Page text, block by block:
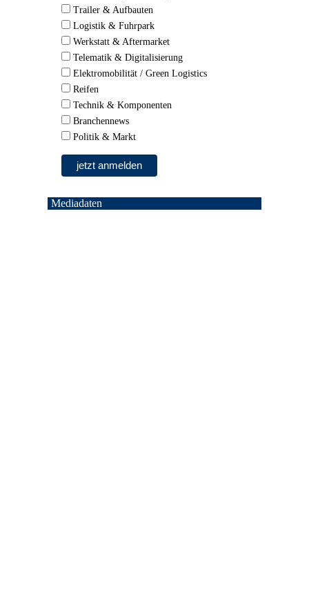
Trailer & Aufbauten
Logistik & Fuhrpark
Werkstatt & Aftermarket
Telematik & Digitalisierung
Elektromobilität / Green Logistics
Reifen
Technik & Komponenten
Branchennews
Politik & Markt
Mediadaten